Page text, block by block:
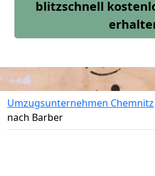
blitzschnell
Umzugsunternehmen Chemnitz
nach Barber